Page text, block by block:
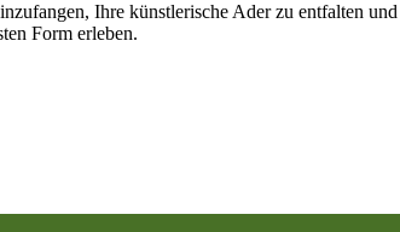
Ihre künstlerische Ader zu entfalten
Form erleben.